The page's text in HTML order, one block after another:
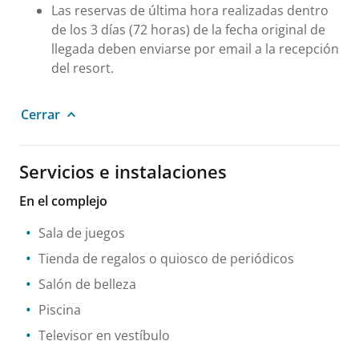
Las reservas de última hora realizadas dentro
de los 3 días (72 horas) de la fecha original de
llegada deben enviarse por email a la recepción
del resort.
Cerrar
Servicios e instalaciones
En el complejo
Sala de juegos
Tienda de regalos o quiosco de periódicos
Salón de belleza
Piscina
Televisor en vestíbulo